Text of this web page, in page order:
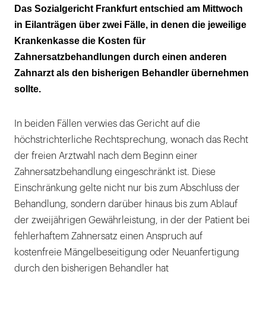
1. Fall: Unzumutbarkeit der Weiterbehandlung
beim bisherigen Zahnarzt
2. Fall: Kein Zahnarztwechsel vor
Fertigstellung der prothetischen
Gesamtversorgung
Das Sozialgericht Frankfurt entschied am Mittwoch
in Eilanträgen über zwei Fälle, in denen die jeweilige
Krankenkasse die Kosten für
Zahnersatzbehandlungen durch einen anderen
Zahnarzt als den bisherigen Behandler übernehmen
sollte.
In beiden Fällen verwies das Gericht auf die
höchstrichterliche Rechtsprechung, wonach das Recht
der freien Arztwahl nach dem Beginn einer
Zahnersatzbehandlung eingeschränkt ist. Diese
Einschränkung gelte nicht nur bis zum Abschluss der
Behandlung, sondern darüber hinaus bis zum Ablauf
der zweijährigen Gewährleistung, in der der Patient bei
fehlerhaftem Zahnersatz einen Anspruch auf
kostenfreie Mängelbeseitigung oder Neuanfertigung
durch den bisherigen Behandler hat